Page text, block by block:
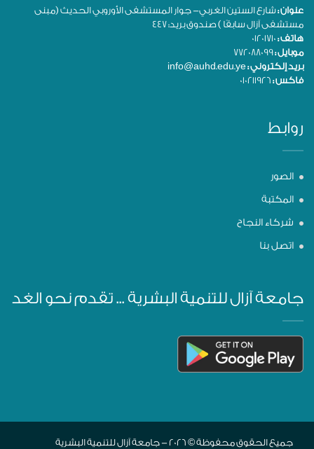
عنوان :شارع الستين الغربي- جوار المستشفى الأوروبي الحديث (مبنى
مستشفى آزال سابقًا ) صندوق بريد: 447
هاتف :
موبايل :
بريد إلكتروني :
فاكس :
روابط
الصور
المكتبة
شركاء النجاح
اتصل بنا
جامعة آزال للتنمية البشرية ... تقدم نحو الغد
جميع الحقوق محفوظة © 2026 - جامعة آزال للتنمية البشرية